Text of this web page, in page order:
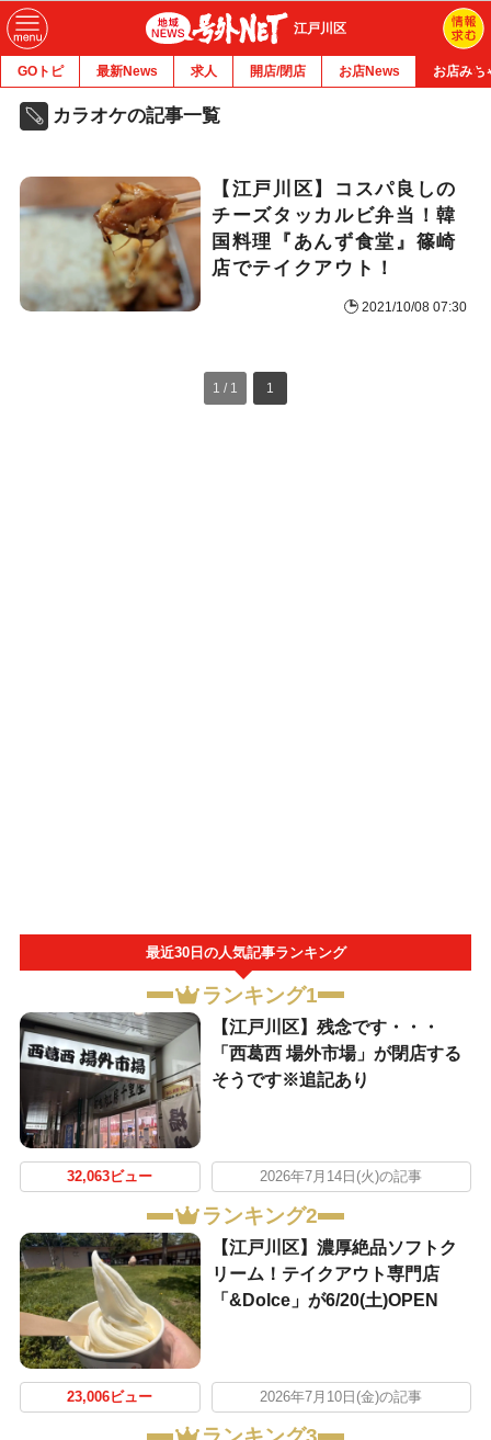
江戸川区
GOトピ 最新News 求人 開店/閉店 お店News お店みち
カラオケの記事一覧
【江戸川区】コスパ良しの
チーズタッカルビ弁当！韓
国料理『あんず食堂』篠崎
店でテイクアウト！
2021/10/08 07:30
1 / 1 1
最近30日の人気記事ランキング
ランキング1
【江戸川区】残念です・・・
「西葛西 場外市場」が閉店する
そうです※追記あり
32,063ビュー 2026年7月14日(火)の記事
ランキング2
【江戸川区】濃厚絶品ソフトク
リーム！テイクアウト専門店
「&Dolce」が6/20(土)OPEN
23,006ビュー 2026年7月10日(金)の記事